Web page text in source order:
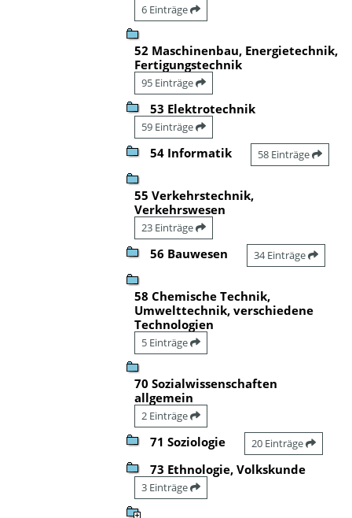
6 Einträge
52 Maschinenbau, Energietechnik,
Fertigungstechnik
95 Einträge
53 Elektrotechnik
59 Einträge
54 Informatik 58 Einträge
55 Verkehrstechnik,
Verkehrswesen
23 Einträge
56 Bauwesen 34 Einträge
58 Chemische Technik,
Umwelttechnik, verschiedene
Technologien
5 Einträge
70 Sozialwissenschaften
allgemein
2 Einträge
71 Soziologie 20 Einträge
73 Ethnologie, Volkskunde
3 Einträge